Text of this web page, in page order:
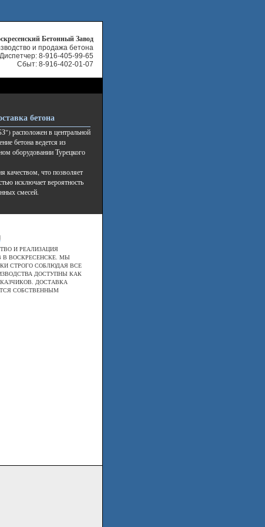
Бетонный Завод
и продажа бетона
Диспетчер: 8-916-405-99-65
Сбыт: 8-916-402-01-07
бетона
расположен в центральной
бетона ведется из
оборудовании Турецкого
качеством, что позволяет
исключает вероятность
смесей.
И РЕАЛИЗАЦИЯ
В ВОСКРЕСЕНСКЕ. МЫ
СТРОГО СОБЛЮДАЯ ВСЕ
ДОСТУПНЫ КАК
ДОСТАВКА
СОБСТВЕННЫМ